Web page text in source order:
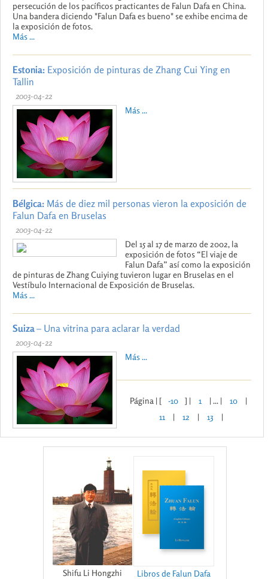
persecución de los pacíficos practicantes de Falun Dafa en China.
Una bandera diciendo "Falun Dafa es bueno" se exhibe encima de
la exposición de fotos.
Más ...
Estonia: Exposición de pinturas de Zhang Cui Ying en
Tallin
2003-04-22
Más ...
Bélgica: Más de diez mil personas vieron la exposición de
Falun Dafa en Bruselas
2003-04-22
Del 15 al 17 de marzo de 2002, la
exposición de fotos “El viaje de
Falun Dafa” así como la exposición
de pinturas de Zhang Cuiying tuvieron lugar en Bruselas en el
Vestíbulo Internacional de Exposición de Bruselas.
Más ...
Suiza– Una vitrina para aclarar la verdad
2003-04-22
Más ...
Página | [ -10 ] | 1 | ... | 10
|
11
| 12 | 13 |
Shifu Li Hongzhi Libros de Falun Dafa